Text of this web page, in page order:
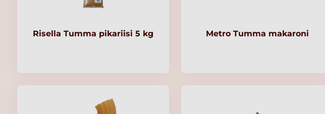
Risella Tumma pikariisi 5 kg Metro Tumma makaroni